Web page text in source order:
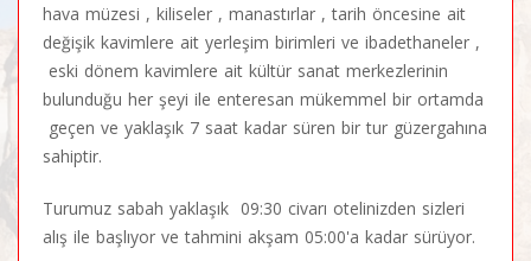
hava müzesi , kiliseler , manastırlar , tarih öncesine ait
değişik kavimlere ait yerleşim birimleri ve ibadethaneler ,
eski dönem kavimlere ait kültür sanat merkezlerinin
bulunduğu her şeyi ile enteresan mükemmel bir ortamda
geçen ve yaklaşık 7 saat kadar süren bir tur güzergahına
sahiptir.
Turumuz sabah yaklaşık 09:30 civarı otelinizden sizleri
alış ile başlıyor ve tahmini akşam 05:00'a kadar sürüyor.